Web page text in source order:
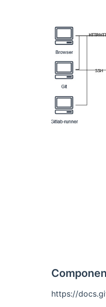
https://